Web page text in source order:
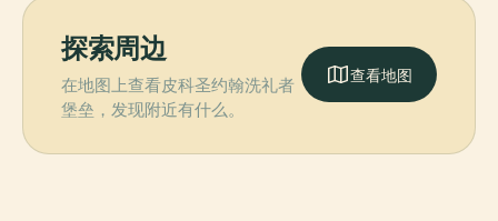
探索周边
在地图上查看皮科圣约翰洗礼者
堡垒，发现附近有什么。
查看地图